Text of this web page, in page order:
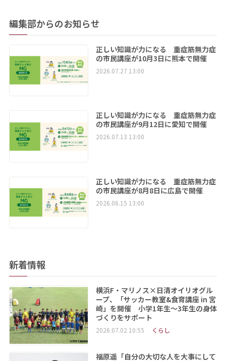
編集部からのお知らせ
正しい知識が力になる 重症筋無力症
の市民講座が10月3日に熊本で開催
2026.07.27 13:00
正しい知識が力になる 重症筋無力症
の市民講座が9月12日に愛知で開催
2026.07.13 13:00
正しい知識が力になる 重症筋無力症
の市民講座が8月8日に広島で開催
2026.06.15 13:00
新着情報
横浜F・マリノス×日清オイリオグル
ープ、「サッカー教室&食育講座 in 宮
崎」を開催 小学1年生～3年生の身体
づくりをサポート
2026.07.02 10:55 くらし
福原遥「自分の大切な人を大事にして